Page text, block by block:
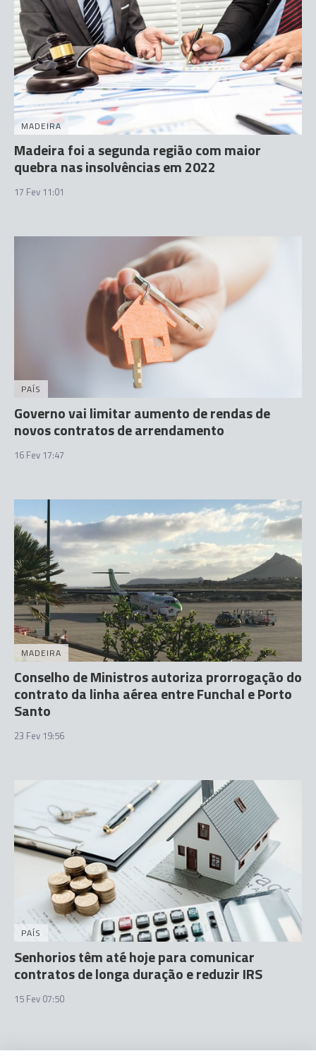
MADEIRA
Madeira foi a segunda região com maior
quebra nas insolvências em 2022
17 Fev 11:01
PAÍS
Governo vai limitar aumento de rendas de
novos contratos de arrendamento
16 Fev 17:47
MADEIRA
Conselho de Ministros autoriza prorrogação do
contrato da linha aérea entre Funchal e Porto
Santo
23 Fev 19:56
PAÍS
Senhorios têm até hoje para comunicar
contratos de longa duração e reduzir IRS
15 Fev 07:50